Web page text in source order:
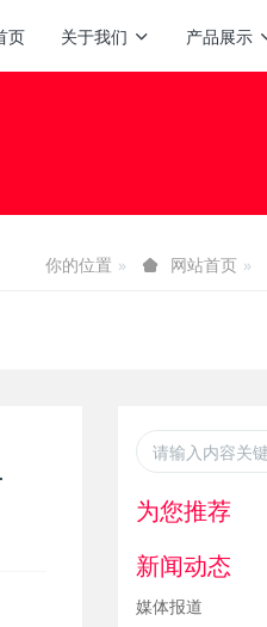
页 关于我们 产品展示
你的位置 网站首页
为您推荐
新闻动态
媒体报道